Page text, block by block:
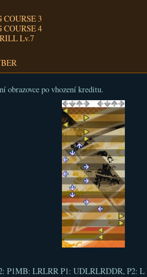
3
4
Lv.7
obrazovce po vhození kreditu.
P1MB: LRLRR P1: UDLRLRDDR, P2: